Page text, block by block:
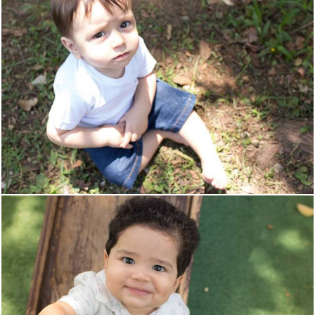
1470 0